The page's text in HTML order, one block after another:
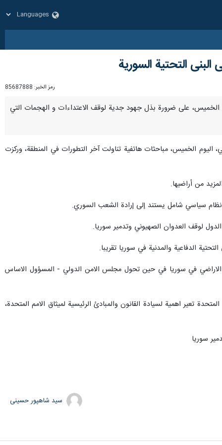
التحتية السورية
رمز الخبر: 85687888
اليوم الخميس، على ضرورة بذل جهود جدية لوقف الاعتداءات و الهجمات التي
اليوم الخميس، مباحثات هاتفية تناولت آخر التطورات في المنطقة، وركزت
من أراضيها.
نظام سياسي شامل يستند إلى إرادة الشعب السوري.
لوقف العدوان الصهيوني وتدمير سوريا.
الدفاعية والمدنية في سوريا تقريبا.
لاتفاق العام 1974 وقرار مجلس الامن رقم 350 قد احتل المزيد من الاراضي في سوريا في حين تحول مجلس الامن الدولي - المسؤول الاساس
تعير اهمية لسيادة القانون والمبادئ الرئيسية لميثاق الامم المتحدة،
سوريا
سید شاهپور حسینی